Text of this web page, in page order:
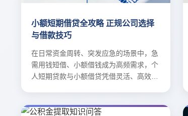
小额短期借贷全攻略 正规公司选择
与借款技巧
在日常资金周转、突发应急的场景中，急
需用钱短借、小额借钱成为高频需求，个
人短期贷款与小额借贷凭借灵活、高效的